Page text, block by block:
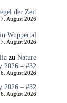
der Zeit
7. August 2026
Wuppertal
7. August 2026
zu Nature
2026 – #32
6. August 2026
2026 – #32
6. August 2026